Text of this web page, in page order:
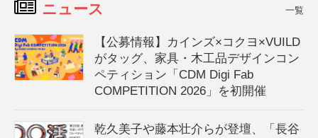
ニュース 一覧
【公募情報】カインズ×コクヨ×VUILD
がタッグ、家具・木工品デザインコン
ペティション「CDM Digi Fab
COMPETITION 2026」を初開催
乾久美子や藤本壮介らが登壇、「長谷